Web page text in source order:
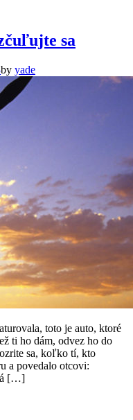
sa
by yade
toto je auto, ktoré
ti ho dám, odvez ho do
sa, koľko tí, kto
a povedalo otcovi:
[…]